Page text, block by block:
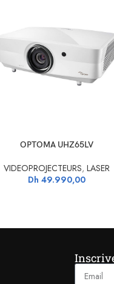
AU PANIER
OPTOMA UHZ65LV
VIDEOPROJECTEURS, LASER
Dh 49.990,00